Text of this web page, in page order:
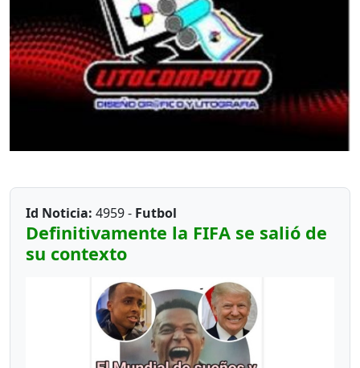
Id Noticia: 4959 - Futbol
Definitivamente la FIFA se salió de
su contexto